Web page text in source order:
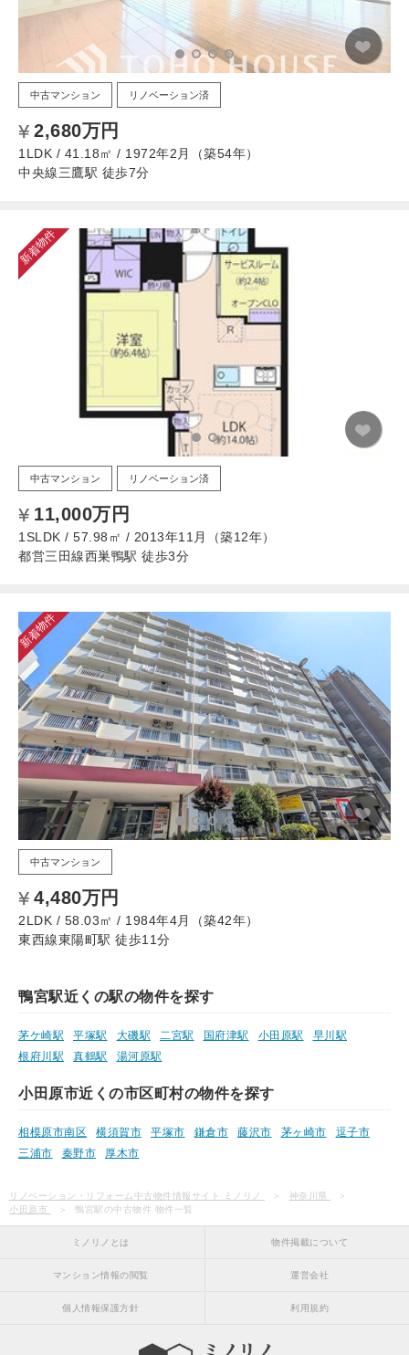
中古マンション リノベーション済
2,680万円
1LDK / 41.18㎡ / 1972年2月（築54年）
中央線三鷹駅 徒歩7分
新着物件
中古マンション リノベーション済
11,000万円
1SLDK / 57.98㎡ / 2013年11月（築12年）
都営三田線西巣鴨駅 徒歩3分
新着物件
中古マンション
4,480万円
2LDK / 58.03㎡ / 1984年4月（築42年）
東西線東陽町駅 徒歩11分
鴨宮駅近くの駅の物件を探す
茅ケ崎駅 平塚駅 大磯駅 二宮駅 国府津駅 小田原駅
早川駅
根府川駅
真鶴駅 湯河原駅
小田原市近くの市区町村の物件を探す
相模原市南区 横須賀市 平塚市 鎌倉市 藤沢市 茅ヶ崎市
逗子市
三浦市
秦野市 厚木市
リノベーション・リフォーム中古物件情報サイト ミノリノ
神奈川県
小田原市
鴨宮駅の中古物件 物件一覧
ミノリノとは 物件掲載について
マンション情報の閲覧 運営会社
個人情報保護方針 利用規約